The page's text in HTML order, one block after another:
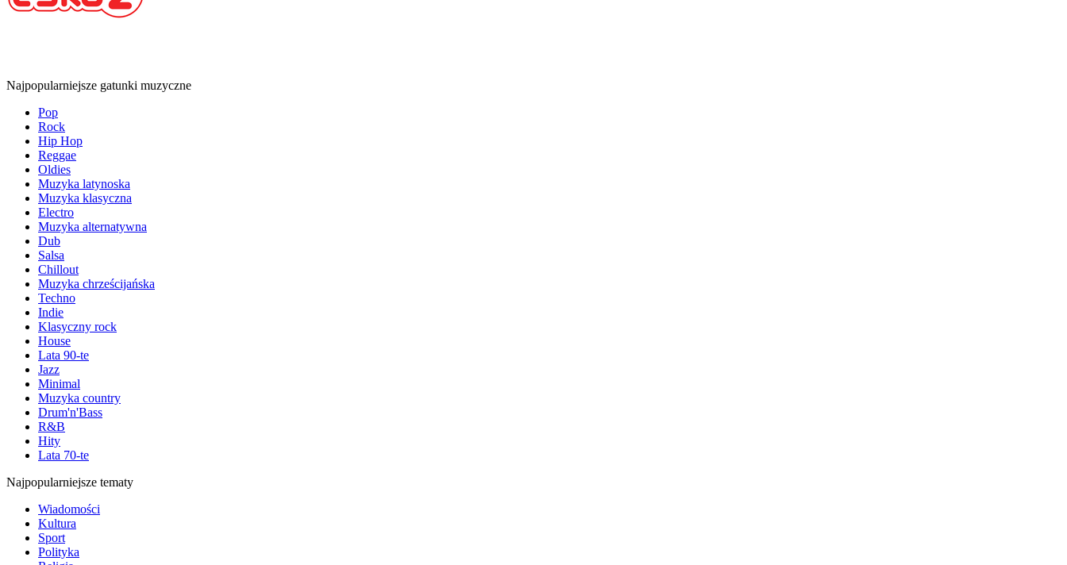
Najpopularniejsze gatunki muzyczne
Pop
Rock
Hip Hop
Reggae
Oldies
Muzyka latynoska
Muzyka klasyczna
Electro
Muzyka alternatywna
Dub
Salsa
Chillout
Muzyka chrześcijańska
Techno
Indie
Klasyczny rock
House
Lata 90-te
Jazz
Minimal
Muzyka country
Drum'n'Bass
R&B
Hity
Lata 70-te
Najpopularniejsze tematy
Wiadomości
Kultura
Sport
Polityka